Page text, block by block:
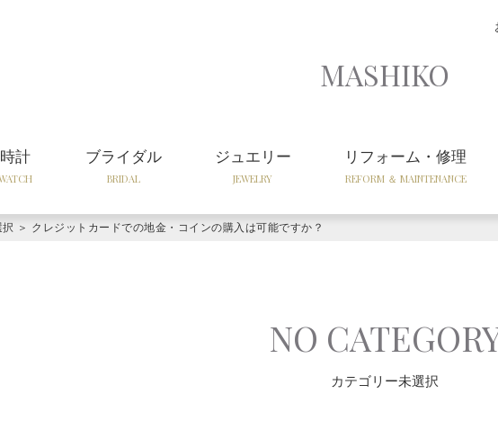
MASHIKO
時計 ブライダル
BRIDAL
ジュエリー
JEWELRY
リフォーム・修理
REFORM ＆ MAINTENANCE
＞ クレジットカードでの地金・コインの購入は可能ですか？
NO
カテゴリー未選択